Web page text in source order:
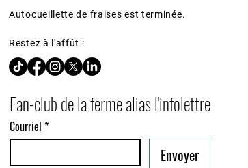
Autocueillette de fraises est terminée.
Restez à l'affût :
Fan-club de la ferme alias l'infolettre
Courriel *
Envoyer